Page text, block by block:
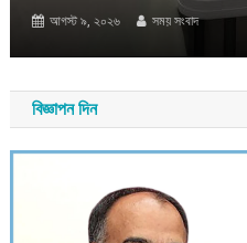
বিজ্ঞাপন দিন